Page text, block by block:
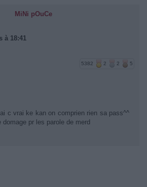
MiNi pOuCe
à 18:41
5382 2 2 5
c vrai ke kan on comprien rien sa pass^^
pr les parole de merd